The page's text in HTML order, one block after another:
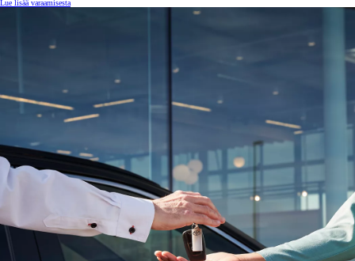
Lue lisää varaamisesta